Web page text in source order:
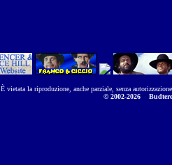
È vietata la riproduzione, anche parziale, senza
© 2002-2026